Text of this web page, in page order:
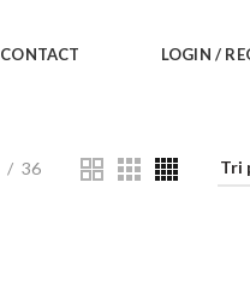
CONTACT LOGIN /
36